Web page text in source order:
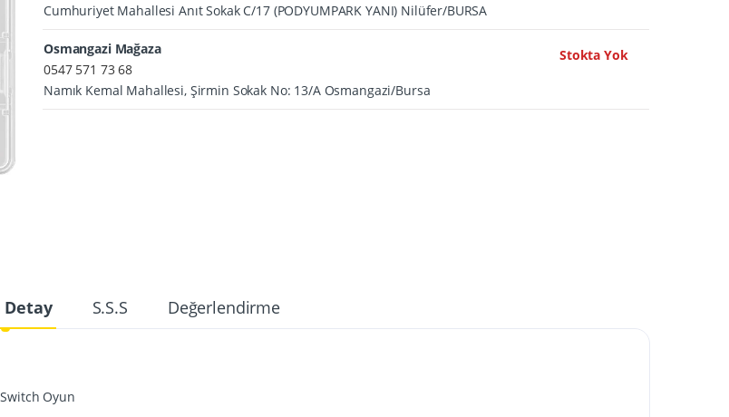
Cumhuriyet Mahallesi Anıt Sokak C/17 (PODYUMPARK YANI) Nilüfer/BURSA
Osmangazi Mağaza
Stokta Yok
0547 571 73 68
Namık Kemal Mahallesi, Şirmin Sokak No: 13/A Osmangazi/Bursa
Detay S.S.S Değerlendirme
Oyun